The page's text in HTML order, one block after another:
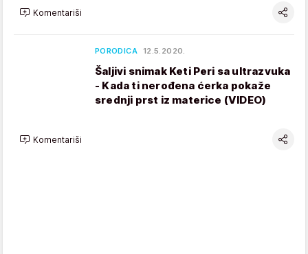
Komentariši
PORODICA 12.5.2020.
Šaljivi snimak Keti Peri sa ultrazvuka
- Kada ti nerođena ćerka pokaže
srednji prst iz materice (VIDEO)
Komentariši